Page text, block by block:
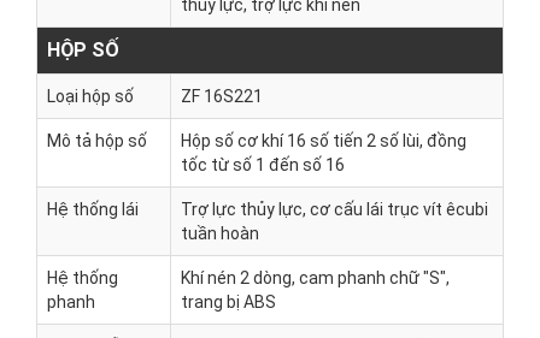
thủy lực, trợ lực khí nén
HỘP SỐ
Loại hộp số ZF 16S221
Mô tả hộp số
Hộp số cơ khí 16 số tiến 2 số lùi, đồng
tốc từ số 1 đến số 16
Hệ thống lái
Trợ lực thủy lực, cơ cấu lái trục vít êcubi
tuần hoàn
Hệ thống
phanh
Khí nén 2 dòng, cam phanh chữ "S",
trang bị ABS